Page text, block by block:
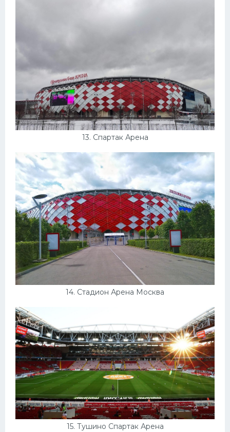
13. Спартак Арена
14. Стадион Арена Москва
15. Тушино Спартак Арена